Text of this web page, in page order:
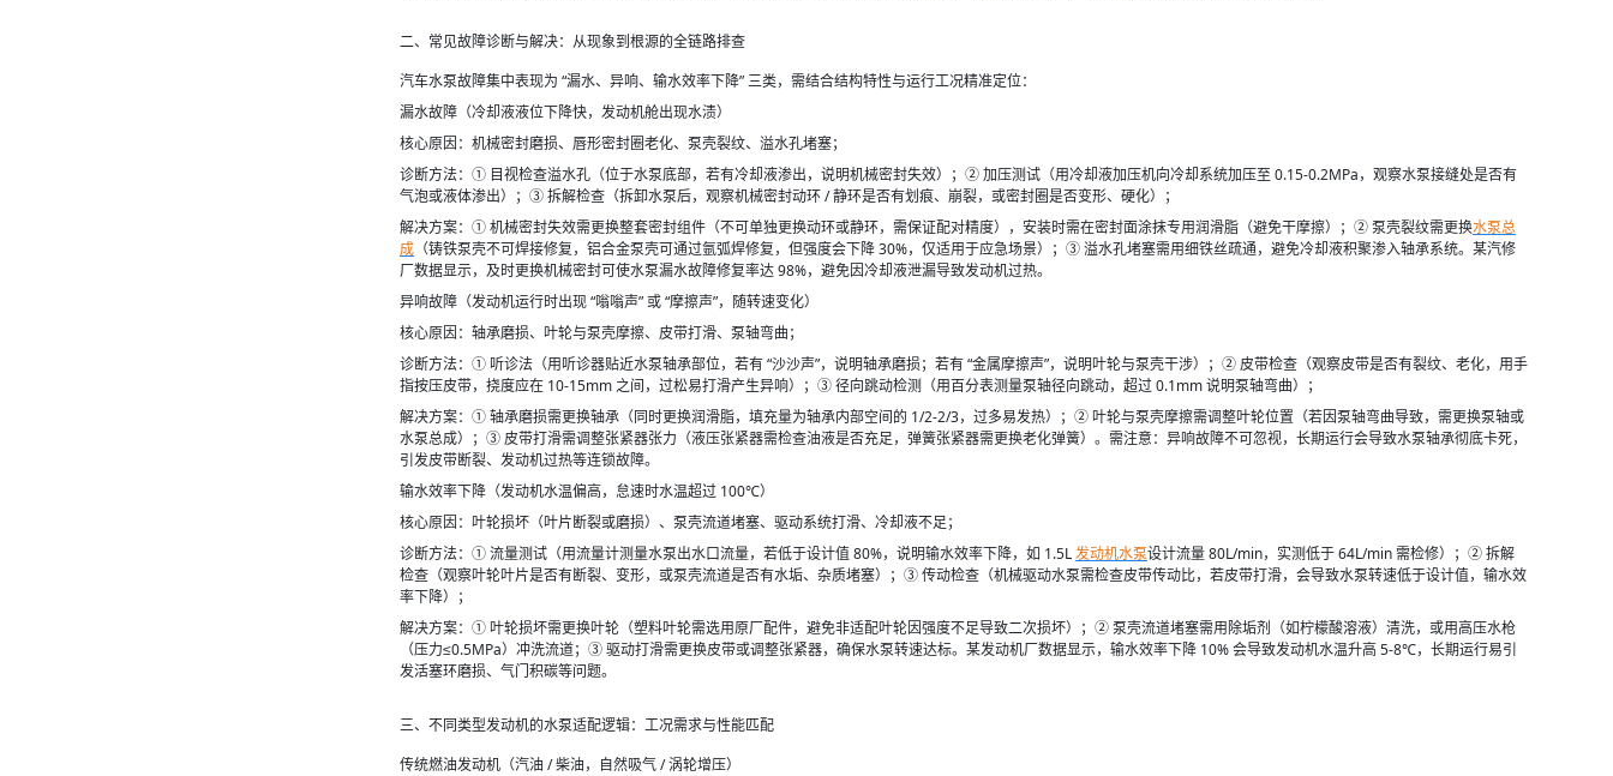
二、常见故障诊断与解决：从现象到根源的全链路排查
汽车水泵故障集中表现为 “漏水、异响、输水效率下降” 三类，需结合结构特性与运行工况精准定位：
漏水故障（冷却液液位下降快，发动机舱出现水渍）
核心原因：机械密封磨损、唇形密封圈老化、泵壳裂纹、溢水孔堵塞；
诊断方法：① 目视检查溢水孔（位于水泵底部，若有冷却液渗出，说明机械密封失效）；② 加压测试（用冷却液加压机向冷却系统加压至 0.15-0.2MPa，观察水泵接缝处是否有
气泡或液体渗出）；③ 拆解检查（拆卸水泵后，观察机械密封动环 / 静环是否有划痕、崩裂，或密封圈是否变形、硬化）；
解决方案：① 机械密封失效需更换整套密封组件（不可单独更换动环或静环，需保证配对精度），安装时需在密封面涂抹专用润滑脂（避免干摩擦）；② 泵壳裂纹需更换水泵总
成 （铸铁泵壳不可焊接修复，铝合金泵壳可通过氩弧焊修复，但强度会下降 30%，仅适用于应急场景）；③ 溢水孔堵塞需用细铁丝疏通，避免冷却液积聚渗入轴承系统。某汽修
厂数据显示，及时更换机械密封可使水泵漏水故障修复率达 98%，避免因冷却液泄漏导致发动机过热。
异响故障（发动机运行时出现 “嗡嗡声” 或 “摩擦声”，随转速变化）
核心原因：轴承磨损、叶轮与泵壳摩擦、皮带打滑、泵轴弯曲；
诊断方法：① 听诊法（用听诊器贴近水泵轴承部位，若有 “沙沙声”，说明轴承磨损；若有 “金属摩擦声”，说明叶轮与泵壳干涉）；② 皮带检查（观察皮带是否有裂纹、老化，用手
指按压皮带，挠度应在 10-15mm 之间，过松易打滑产生异响）；③ 径向跳动检测（用百分表测量泵轴径向跳动，超过 0.1mm 说明泵轴弯曲）；
解决方案：① 轴承磨损需更换轴承（同时更换润滑脂，填充量为轴承内部空间的 1/2-2/3，过多易发热）；② 叶轮与泵壳摩擦需调整叶轮位置（若因泵轴弯曲导致，需更换泵轴或
水泵总成）；③ 皮带打滑需调整张紧器张力（液压张紧器需检查油液是否充足，弹簧张紧器需更换老化弹簧）。需注意：异响故障不可忽视，长期运行会导致水泵轴承彻底卡死，
引发皮带断裂、发动机过热等连锁故障。
输水效率下降（发动机水温偏高，怠速时水温超过 100℃）
核心原因：叶轮损坏（叶片断裂或磨损）、泵壳流道堵塞、驱动系统打滑、冷却液不足；
诊断方法：① 流量测试（用流量计测量水泵出水口流量，若低于设计值 80%，说明输水效率下降，如 1.5L 发动机水泵设计流量 80L/min，实测低于 64L/min 需检修）；② 拆解
检查（观察叶轮叶片是否有断裂、变形，或泵壳流道是否有水垢、杂质堵塞）；③ 传动检查（机械驱动水泵需检查皮带传动比，若皮带打滑，会导致水泵转速低于设计值，输水效
率下降）；
解决方案：① 叶轮损坏需更换叶轮（塑料叶轮需选用原厂配件，避免非适配叶轮因强度不足导致二次损坏）；② 泵壳流道堵塞需用除垢剂（如柠檬酸溶液）清洗，或用高压水枪
（压力≤0.5MPa）冲洗流道；③ 驱动打滑需更换皮带或调整张紧器，确保水泵转速达标。某发动机厂数据显示，输水效率下降 10% 会导致发动机水温升高 5-8℃，长期运行易引
发活塞环磨损、气门积碳等问题。
三、不同类型发动机的水泵适配逻辑：工况需求与性能匹配
传统燃油发动机（汽油 / 柴油，自然吸气 / 涡轮增压）